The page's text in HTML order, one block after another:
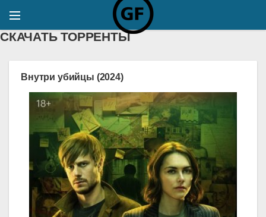
СКАЧАТЬ ТОРРЕНТЫ
Внутри убийцы (2024)